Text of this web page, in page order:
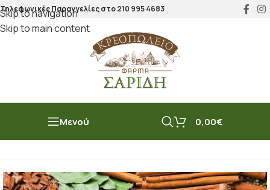
Skip to navigation
Skip to main content
Τηλεφωνικές Παραγγελίες στο210 995 4683
Μενού 0,00€